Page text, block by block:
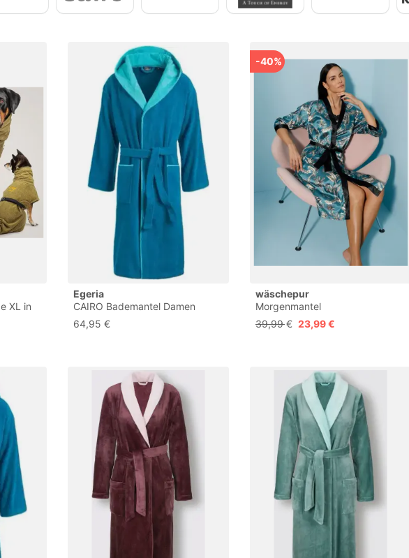
XL in
Egeria
CAIRO Bademantel Damen
Herren mit Kapuze &
Schalkragen, Pflegeleicht, Stark
Größe S
64,95 €
-40%
wäschepur
Morgenmantel
39,99 € 23,99 €